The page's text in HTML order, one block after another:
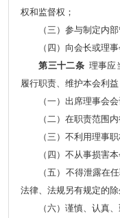
权和监督权；
（三）参与制定内
（四）向会长或理
第三十二条理事应
履行职责、维护本会利
（一）出席理事会
（二）在职责范围
（三）不利用理事
（四）不从事损害
（五）不得泄露在
法律、法规另有规定的
（六）谨慎、认真